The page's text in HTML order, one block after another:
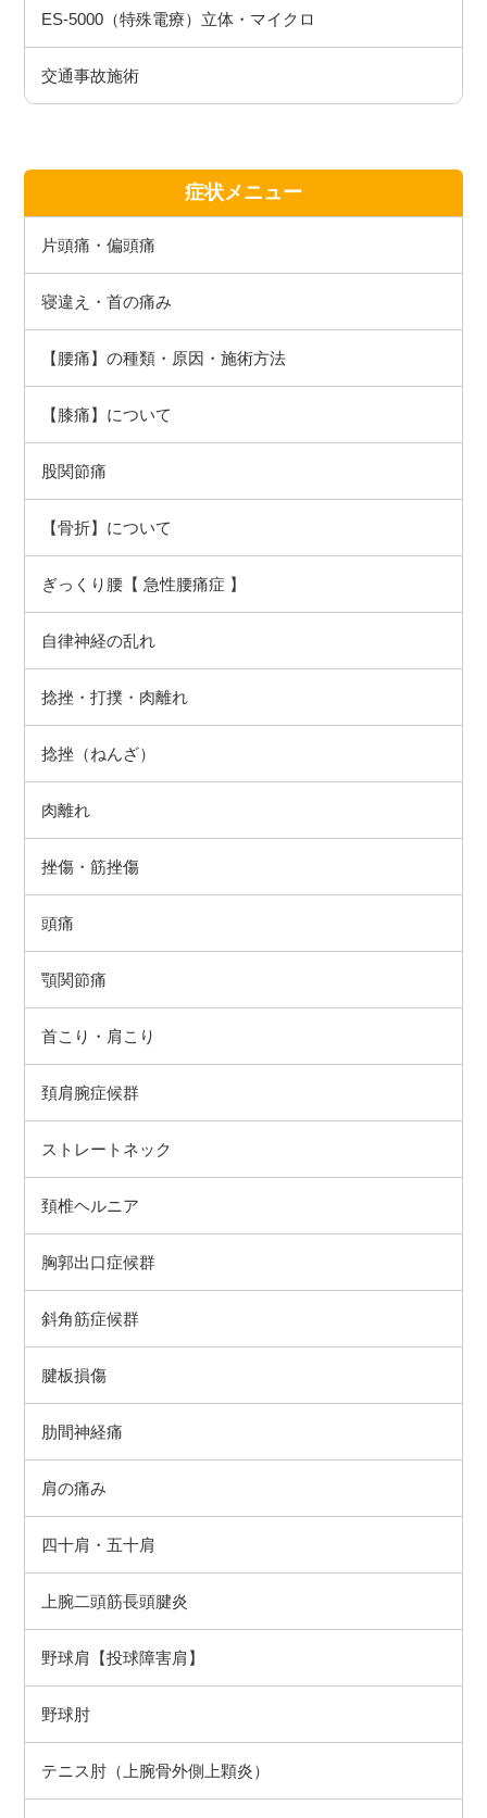
ES-5000（特殊電療）立体・マイクロ
交通事故施術
症状メニュー
片頭痛・偏頭痛
寝違え・首の痛み
【腰痛】の種類・原因・施術方法
【膝痛】について
股関節痛
【骨折】について
ぎっくり腰【 急性腰痛症 】
自律神経の乱れ
捻挫（ねんざ）
肉離れ
挫傷・筋挫傷
頭痛
顎関節痛
首こり・肩こり
頚肩腕症候群
ストレートネック
頚椎ヘルニア
胸郭出口症候群
斜角筋症候群
腱板損傷
肋間神経痛
肩の痛み
四十肩・五十肩
上腕二頭筋長頭腱炎
野球肩【投球障害肩】
野球肘
テニス肘（上腕骨外側上顆炎）